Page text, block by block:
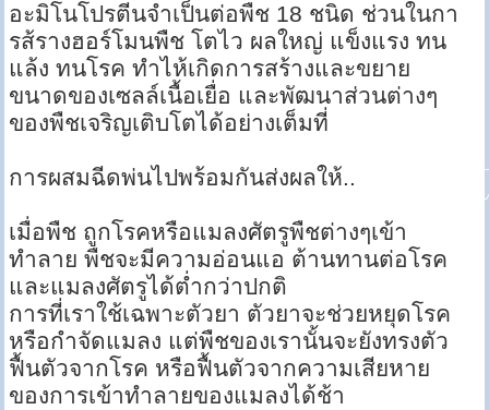
อะมิโนโปรตีนจำเป็นต่อพืช 18 ชนิด ช่วนในกา
รส้รางฮอร์โมนพืช โตไว ผลใหญ่ แข็งแรง ทน
แล้ง ทนโรค ทำไห้เกิดการสร้างและขยาย
ขนาดของเซลล์เนื้อเยื่อ และพัฒนาส่วนต่างๆ
ของพืชเจริญเติบโตได้อย่างเต็มที่
การผสมฉีดพ่นไปพร้อมกันส่งผลให้..
เมื่อพืช ถูกโรคหรือแมลงศัตรูพืชต่างๆเข้า
ทำลาย พืชจะมีความอ่อนแอ ต้านทานต่อโรค
และแมลงศัตรูได้ต่ำกว่าปกติ
การที่เราใช้เฉพาะตัวยา ตัวยาจะช่วยหยุดโรค
หรือกำจัดแมลง แต่พืชของเรานั้นจะยังทรงตัว
ฟื้นตัวจากโรค หรือฟื้นตัวจากความเสียหาย
ของการเข้าทำลายของแมลงได้ช้า